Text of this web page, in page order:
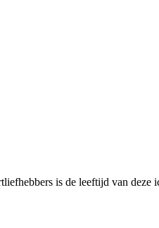
is de leeftijd van